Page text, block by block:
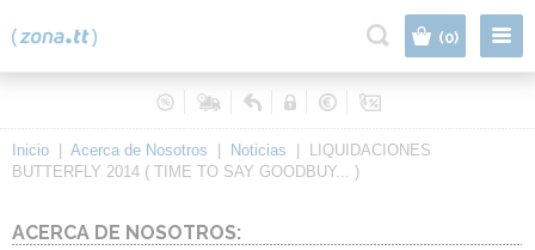
(0)
Inicio Acerca de Nosotros Noticias
LIQUIDACIONES
BUTTERFLY 2014 ( TIME TO SAY GOODBUY... )
ACERCA DE NOSOTROS: